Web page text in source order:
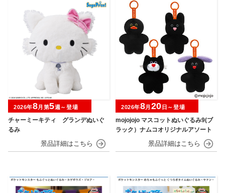
チャーミーキティ グランデぬいぐ
るみ
2026年8月第5週～登場
mojojojo マスコットぬいぐるみ9(ブ
ラック）ナムコオリジナルアソート
2026年8月 20 日～登場